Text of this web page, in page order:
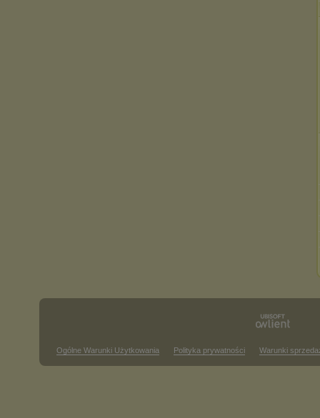
Ogólne Warunki Użytkowania Polityka prywatności Warunki